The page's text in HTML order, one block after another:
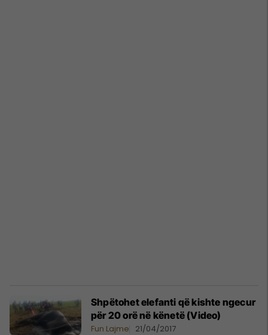
Shpëtohet elefanti që kishte ngecur
për 20 orë në kënetë (Video)
Fun Lajme 21/04/2017